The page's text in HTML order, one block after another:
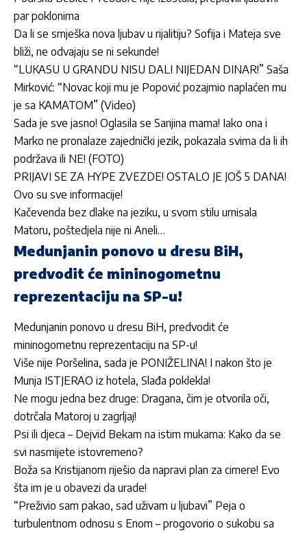
par poklonima
Da li se smješka nova ljubav u rijalitiju? Sofija i Mateja sve
bliži, ne odvajaju se ni sekunde!
“LUKASU U GRANDU NISU DALI NIJEDAN DINAR!” Saša
Mirković: “Novac koji mu je Popović pozajmio naplaćen mu
je sa KAMATOM” (Video)
Sada je sve jasno! Oglasila se Sanjina mama! Iako ona i
Marko ne pronalaze zajednički jezik, pokazala svima da li ih
podržava ili NE! (FOTO)
PRIJAVI SE ZA HYPE ZVEZDE! OSTALO JE JOŠ 5 DANA!
Ovo su sve informacije!
Kačevenda bez dlake na jeziku, u svom stilu urnisala
Matoru, poštedjela nije ni Aneli…
Medunjanin ponovo u dresu BiH,
predvodit će mininogometnu
reprezentaciju na SP-u!
Medunjanin ponovo u dresu BiH, predvodit će
mininogometnu reprezentaciju na SP-u!
Više nije Poršelina, sada je PONIŽELINA! I nakon što je
Munja ISTJERAO iz hotela, Slađa poklekla!
Ne mogu jedna bez druge: Dragana, čim je otvorila oči,
dotrčala Matoroj u zagrljaj!
Psi ili djeca – Dejvid Bekam na istim mukama: Kako da se
svi nasmijete istovremeno?
Boža sa Kristijanom riješio da napravi plan za cimere! Evo
šta im je u obavezi da urade!
“Preživio sam pakao, sad uživam u ljubavi” Peja o
turbulentnom odnosu s Enom – progovorio o sukobu sa